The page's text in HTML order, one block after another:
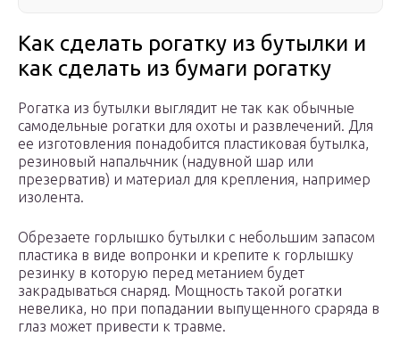
Как сделать рогатку из бутылки и
как сделать из бумаги рогатку
Рогатка из бутылки выглядит не так как обычные
самодельные рогатки для охоты и развлечений. Для
ее изготовления понадобится пластиковая бутылка,
резиновый напальчник (надувной шар или
презерватив) и материал для крепления, например
изолента.
Обрезаете горлышко бутылки с небольшим запасом
пластика в виде вопронки и крепите к горлышку
резинку в которую перед метанием будет
закрадываться снаряд. Мощность такой рогатки
невелика, но при попадании выпущенного сраряда в
глаз может привести к травме.